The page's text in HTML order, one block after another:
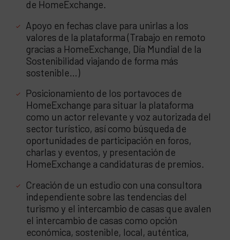
de HomeExchange.
Apoyo en fechas clave para unirlas a los
valores de la plataforma (Trabajo en remoto
gracias a HomeExchange, Día Mundial de la
Sostenibilidad viajando de forma más
sostenible…)
Posicionamiento de los portavoces de
HomeExchange para situar la plataforma
como un actor relevante y voz autorizada del
sector turístico, así como búsqueda de
oportunidades de participación en foros,
charlas y eventos, y presentación de
HomeExchange a candidaturas de premios.
Creación de un estudio con una consultora
independiente sobre las tendencias del
turismo y el intercambio de casas que avalen
el intercambio de casas como opción
económica, sostenible, local, auténtica,